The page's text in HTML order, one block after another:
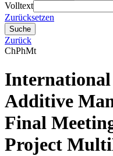
Volltext
Zurücksetzen
Zurück
ChPhMt
Additive
Final
Project